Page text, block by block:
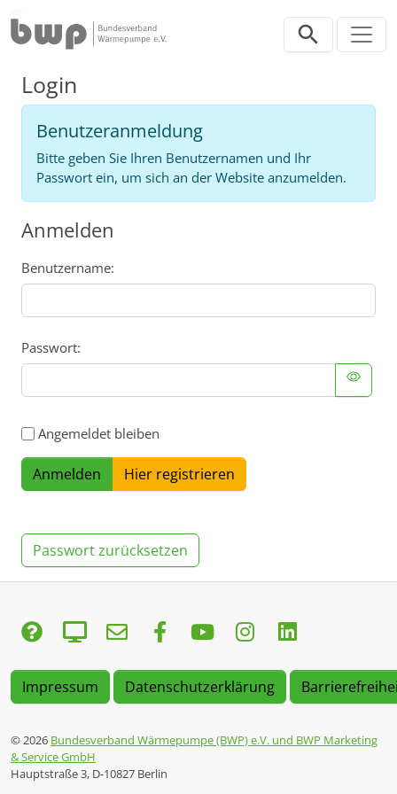
Login
Benutzeranmeldung
Bitte geben Sie Ihren Benutzernamen und Ihr
Passwort ein, um sich an der Website anzumelden.
Anmelden
Benutzername:
Passwort:
Angemeldet bleiben
Hier registrieren
Passwort zurücksetzen
Impressum Datenschutzerklärung
© 2026 Bundesverband Wärmepumpe (BWP) e.V. und BWP Marketing
& Service GmbH
Hauptstraße 3, D-10827 Berlin